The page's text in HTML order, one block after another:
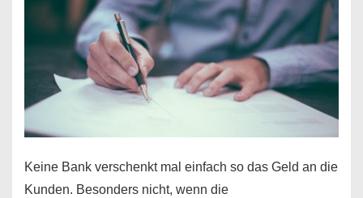
Handy
möglich!
Keine Bank verschenkt mal einfach so das Geld an die
Kunden. Besonders nicht, wenn die